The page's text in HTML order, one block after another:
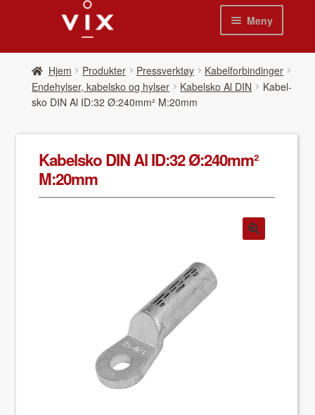
Hopp
til
navigasjon
Hopp
til
innhold
Meny
Hjem
Pro­duk­ter
Nyheter
Se kat­a­loger
Video
Våre leverandør­er
Hjem Pro­duk­ter Pressverktøy
Kabelforbindinger
Endehylser, kabelsko og hylser
Kabelsko Al DIN
Kabel­
sko DIN Al ID:32 Ø:240mm² M:20mm
Kabel­sko DIN Al ID:32 Ø:240mm²
M:20mm